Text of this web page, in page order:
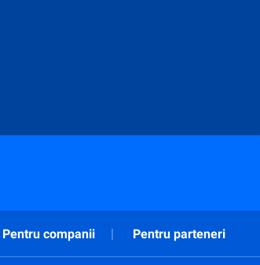
Pentru companii Pentru parteneri